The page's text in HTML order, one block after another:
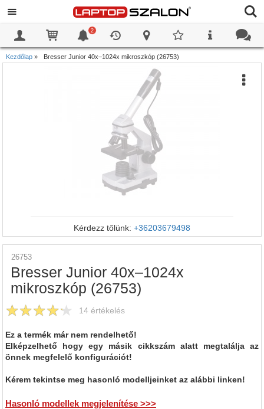
2
Kezdőlap » Bresser Junior 40x–1024x mikroszkóp (26753)
Kérdezz tőlünk: +36203679498
26753
Bresser Junior 40x–1024x
mikroszkóp (26753)
14 értékelés
Ez a termék már nem rendelhető!
Elképzelhető hogy egy másik cikkszám alatt megtalálja az
önnek megfelelő konfigurációt!
Kérem tekintse meg hasonló modelljeinket az alábbi linken!
Hasonló modellek megjelenítése >>>